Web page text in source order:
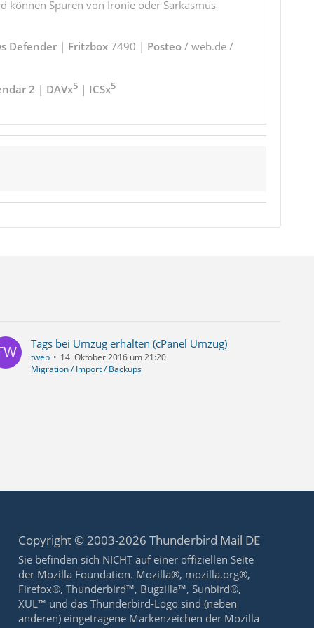
können Spuren von Ironie oder Sarkasmus
Defender| Fritzbox7490 | Posteo/ web.de /
2 | DAVx5| ICSx5
Tags bei Umzug erhalten (cPanel Umzug)
tweb
14. Oktober 2016 um 21:20
Migration / Import / Backups
Copyright © 2003-2026 Thunderbird Mail DE
Sie befinden sich NICHT auf einer offiziellen Seite
der Mozilla Foundation. Mozilla®, mozilla.org®,
Firefox®, Thunderbird™, Bugzilla™, Sunbird®,
XUL™ und das Thunderbird-Logo sind (neben
anderen) eingetragene Markenzeichen der Mozilla